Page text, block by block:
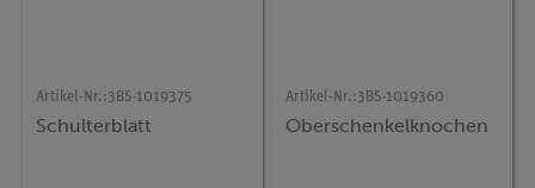
Artikel-Nr.:3BS-1019375
Schulterblatt
Artikel-Nr.:3BS-1019360
Oberschenkelknochen